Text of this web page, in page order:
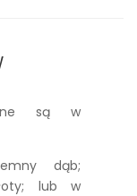
są w
dąb;
lub w